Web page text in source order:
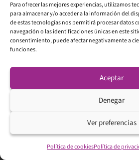
Para ofrecer las mejores experiencias, utilizamos
para almacenar y/o acceder a la información del
de estas tecnologías nos permitirá procesar datos
navegación o las identificaciones únicas en este
consentimiento, puede afectar negativamente a
funciones.
Aceptar
Denegar
Ver preferencias
Política de cookiesPolítica de
Guarda mi nombre, correo
Alternative:
Análisis técnico SP500 hoy: previsión,